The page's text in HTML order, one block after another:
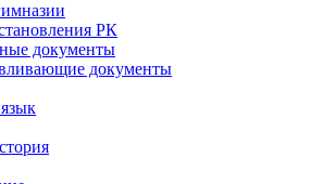
РК
документы
документы